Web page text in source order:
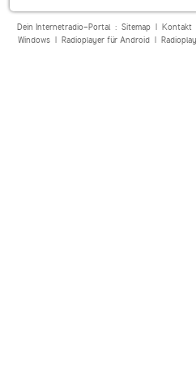
Dein Internetradio-Portal : Sitemap| Kontakt
Windows| Radioplayer für Android|